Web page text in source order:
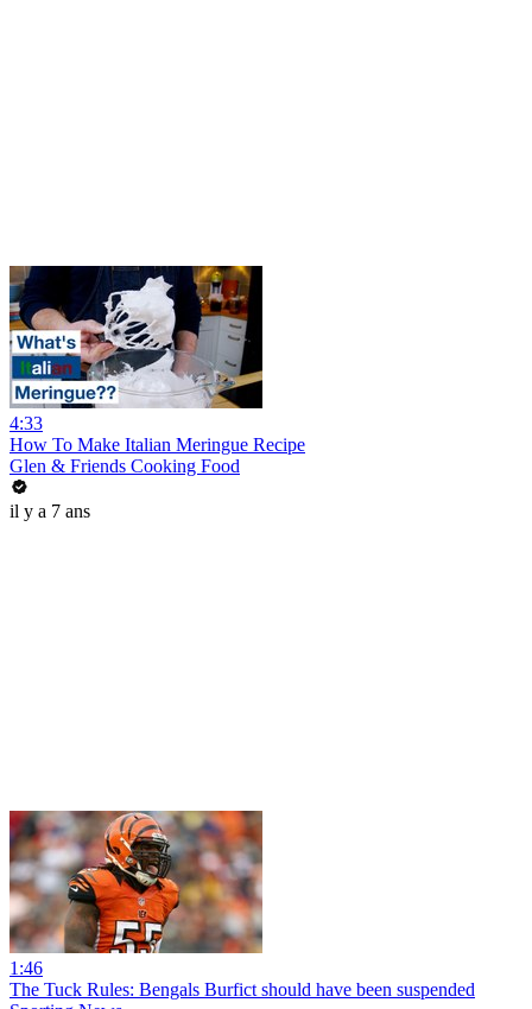
4:33
How To Make Italian Meringue Recipe
Glen & Friends Cooking Food
il y a 7 ans
1:46
The Tuck Rules: Bengals Burfict should have been suspended